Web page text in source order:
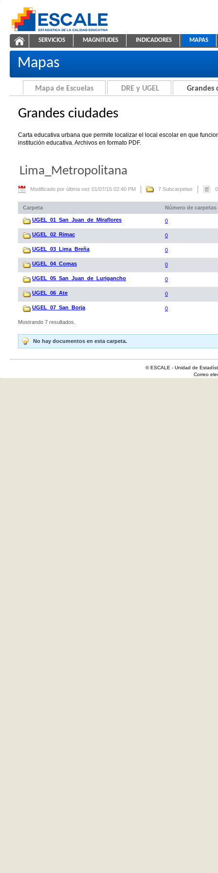
ESCALE - Unidad de Estadística Educativa
Grandes ciudades
NAVEGACIÓN
SERVICIOS MAGNITUDES INDICADORES MAPAS
Mapas
Mapa de Escuelas DRE y UGEL Grandes
Grandes ciudades
Carta educativa urbana que permite localizar el local escolar en que
institución educativa. Archivos en formato PDF.
Lima_Metropolitana
Modificado por última vez 01/07/15 02:40 PM 7 Subcarpetas
Carpeta Número de carpetas
UGEL_01_San_Juan_de_Miraflores 0
UGEL_02_Rimac 0
UGEL_03_Lima_Breña 0
UGEL_04_Comas 0
UGEL_05_San_Juan_de_Lurigancho 0
UGEL_06_Ate 0
UGEL_07_San_Borja 0
Mostrando 7 resultados.
No hay documentos en esta carpeta.
© ESCALE - Unidad de
Correo